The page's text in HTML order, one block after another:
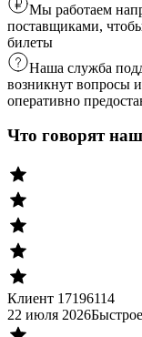
Мы работаем
поставщиками,
билеты
Наша служба
возникнут вопросы
оперативно
Что говорят
Клиент 17196114
22 июля 2026